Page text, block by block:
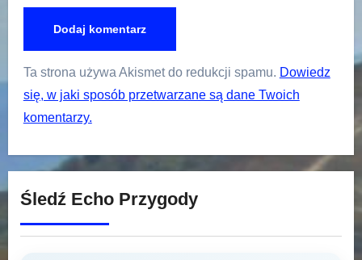
Ta strona używa Akismet do redukcji spamu. Dowiedz
się, w jaki sposób przetwarzane są dane Twoich
komentarzy.
Śledź Echo Przygody